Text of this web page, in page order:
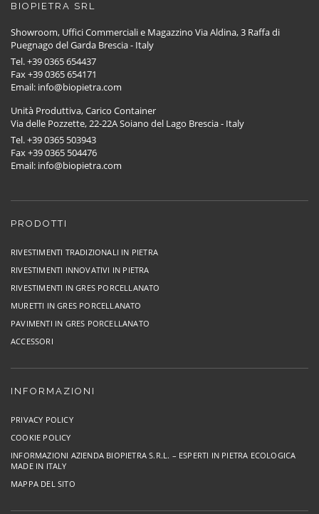
BIOPIETRA SRL
Showroom, Uffici Commerciali e Magazzino Via Aldina, 3 Raffa di
Puegnago del Garda Brescia - Italy
Tel. +39 0365 654437
Fax +39 0365 654171
Email: info@biopietra.com
Unità Produttiva, Carico Container
Via delle Pozzette, 22-22A Soiano del Lago Brescia - Italy
Tel. +39 0365 503943
Fax +39 0365 504476
Email: info@biopietra.com
PRODOTTI
RIVESTIMENTI TRADIZIONALI IN PIETRA
RIVESTIMENTI INNOVATIVI IN PIETRA
RIVESTIMENTI IN GRES PORCELLANATO
MURETTI IN GRES PORCELLANATO
PAVIMENTI IN GRES PORCELLANATO
ACCESSORI
INFORMAZIONI
PRIVACY POLICY
COOKIE POLICY
INFORMAZIONI AZIENDA BIOPIETRA S.R.L. – ESPERTI IN PIETRA ECOLOGICA
MADE IN ITALY
MAPPA DEL SITO